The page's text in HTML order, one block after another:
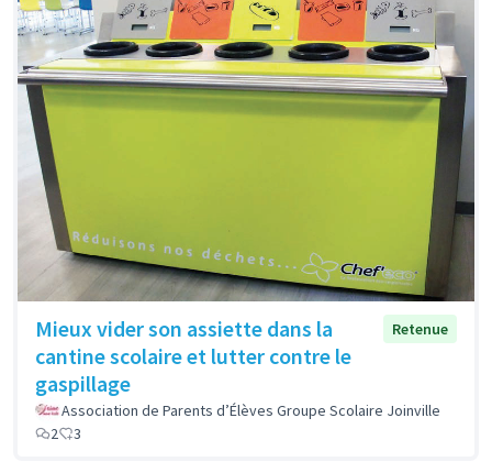
Mieux vider son assiette dans la
cantine scolaire et lutter contre le
gaspillage
Retenue
Association de Parents d’Élèves Groupe Scolaire Joinville
2
3